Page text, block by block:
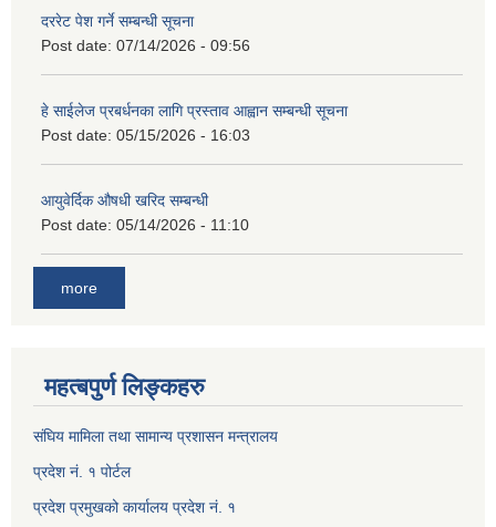
दररेट पेश गर्ने सम्बन्धी सूचना
Post date: 07/14/2026 - 09:56
हे साईलेज प्रबर्धनका लागि प्रस्ताव आह्वान सम्बन्धी सूचना
Post date: 05/15/2026 - 16:03
आयुवेर्दिक औषधी खरिद सम्बन्धी
Post date: 05/14/2026 - 11:10
more
महत्बपुर्ण लिङ्कहरु
संघिय मामिला तथा सामान्य प्रशासन मन्त्रालय
प्रदेश नं. १ पोर्टल
प्रदेश प्रमुखको कार्यालय प्रदेश नं. १